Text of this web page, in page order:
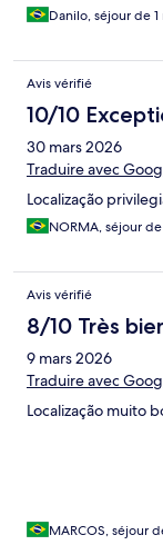
Danilo, séjour de
Avis vérifié
10/10
30 mars 2026
Traduire avec
Localização
NORMA, séjour
Avis vérifié
8/10 Très
9 mars 2026
Traduire avec
Localização muito
MARCOS, séjour